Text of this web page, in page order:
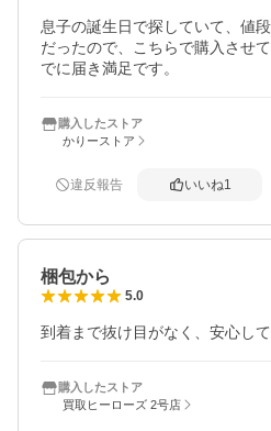
息子の誕生日で探していて、値
だったので、こちらで購入させ
でに届き満足です。
購入したストア
かりーストア
違反報告 いいね1
梱包から
5.0
到着まで抜け目がなく、安心し
購入したストア
買取ヒーローズ 2号店